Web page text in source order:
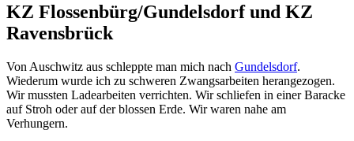
KZ Flossenbürg/Gundelsdorf und KZ
Ravensbrück
Von Auschwitz aus schleppte man mich nach Gundelsdorf.
Wiederum wurde ich zu schweren Zwangsarbeiten herangezogen.
Wir mussten Ladearbeiten verrichten. Wir schliefen in einer Baracke
auf Stroh oder auf der blossen Erde. Wir waren nahe am
Verhungern.